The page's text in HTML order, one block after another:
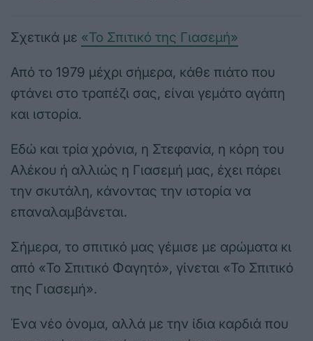
Σχετικά με «Το Σπιτικό της Γιασεμή»
Από το 1979 μέχρι σήμερα, κάθε πιάτο που
φτάνει στο τραπέζι σας, είναι γεμάτο αγάπη
και ιστορία.
Εδώ και τρία χρόνια, η Στεφανία, η κόρη του
Αλέκου ή αλλιώς η Γιασεμή μας, έχει πάρει
την σκυτάλη, κάνοντας την ιστορία να
επαναλαμβάνεται.
Σήμερα, το σπιτικό μας γέμισε με αρώματα κι
από «Το Σπιτικό Φαγητό», γίνεται «Το Σπιτικό
της Γιασεμή».
Ένα νέο όνομα, αλλά με την ίδια καρδιά που